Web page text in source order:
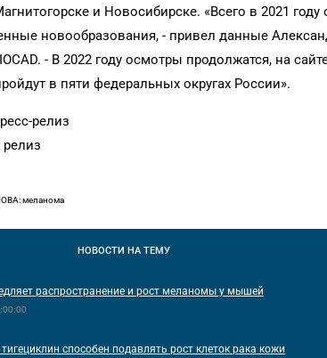
и Новосибирске. «Всего в 2021
новообразования, - привел данные
- В 2022 году осмотры продолжатся, на
в пяти федеральных округах России».
релиз
меланома
НОВОСТИ НА ТЕМУ
распространение и рост меланомы у мышей
способен подавлять рост клеток рака кожи